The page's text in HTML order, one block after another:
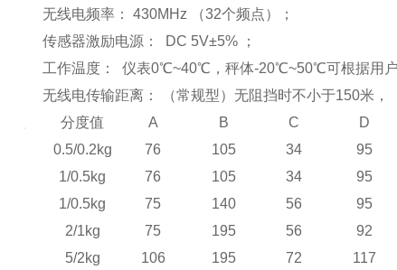
无线电频率： 430MHz （32个频点）；
传感器激励电源： DC 5V±5% ；
工作温度： 仪表0℃~40℃，秤体-20℃~50℃可根据用
无线电传输距离： （常规型）无阻挡时不小于150米，
分度值 A B C D
0.5/0.2kg 76 105 34 95
1/0.5kg 76 105 34 95
1/0.5kg 75 140 56 95
2/1kg 75 195 56 92
5/2kg 106 195 72 117